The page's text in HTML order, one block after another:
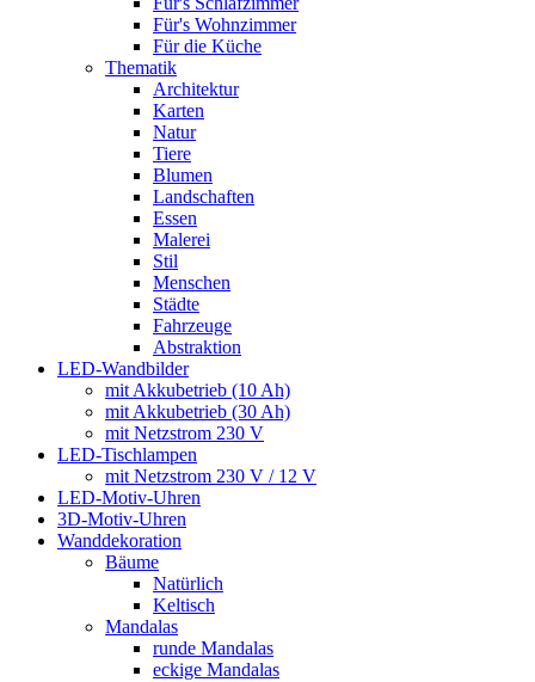
Für's Wohnzimmer
Für die Küche
Thematik
Architektur
Karten
Natur
Tiere
Blumen
Landschaften
Essen
Malerei
Stil
Menschen
Städte
Fahrzeuge
Abstraktion
LED-Wandbilder
mit Akkubetrieb (10 Ah)
mit Akkubetrieb (30 Ah)
mit Netzstrom 230 V
LED-Tischlampen
mit Netzstrom 230 V / 12 V
LED-Motiv-Uhren
3D-Motiv-Uhren
Wanddekoration
Bäume
Natürlich
Keltisch
Mandalas
runde Mandalas
eckige Mandalas